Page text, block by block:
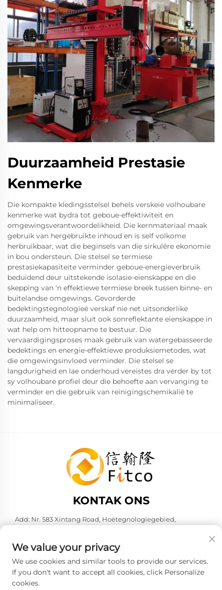
Duurzaamheid Prestasie
Kenmerke
Die kompakte kledingsstelsel behels verskeie volhoubare
kenmerke wat bydra tot geboue-effektiwiteit en
omgewingsverantwoordelikheid. Die kernmateriaal maak
gebruik van hergebruikte inhoud en is self volkome
herbruikbaar, wat die beginsels van die sirkulêre ekonomie
in bou ondersteun. Die stelsel se termiese
prestasiekapasiteite verminder geboue-energieverbruik
beduidend deur uitstekende isolasie-eienskappe en die
skepping van 'n effektiewe termiese breek tussen binne- en
buitelandse omgewings. Gevorderde
bedektingstegnologieë verskaf nie net uitsonderlike
duurzaamheid, maar sluit ook sonreflektante eienskappe in
wat help om hitteopname te bestuur. Die
vervaardigingsproses maak gebruik van watergebasseerde
bedektings en energie-effektiewe produksiemetodes, wat
die omgewingsinvloed verminder. Die stelsel se
langdurigheid en lae onderhoud vereistes dra verder by tot
sy volhoubare profiel deur die behoefte aan vervanging te
verminder en die gebruik van reinigingschemikalië te
minimaliseer.
KONTAK ONS
Add: Nr. 583 Xintang Road, Hoëtegnologiegebied,
Tel:+86-137 6186 0079
E-pos:[email protected]
We value your privacy
We use cookies and similar tools to provide our services.
If you don't want to accept all cookies, click Personalize
cookies.